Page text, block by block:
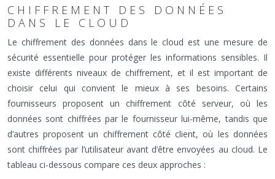
CHIFFREMENT DES DONNÉES
DANS LE CLOUD
Le chiffrement des données dans le cloud est une mesure de
sécurité essentielle pour protéger les informations sensibles. Il
existe différents niveaux de chiffrement, et il est important de
choisir celui qui convient le mieux à ses besoins. Certains
fournisseurs proposent un chiffrement côté serveur, où les
données sont chiffrées par le fournisseur lui-même, tandis que
d’autres proposent un chiffrement côté client, où les données
sont chiffrées par l’utilisateur avant d’être envoyées au cloud. Le
tableau ci-dessous compare ces deux approches :